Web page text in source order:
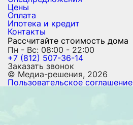
Цены
Оплата
Ипотека и кредит
Контакты
Рассчитайте стоимость дома
Пн - Вс: 08:00 - 22:00
+7 (812) 507-36-14
Заказать звонок
© Медиа-решения, 2026
Пользовательское соглашение